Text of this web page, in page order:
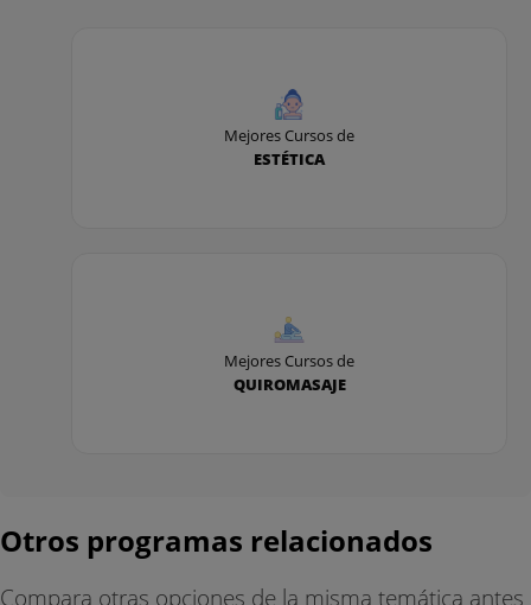
Mejores Cursos de
ESTÉTICA
Mejores Cursos de
QUIROMASAJE
Otros programas relacionados
Compara otras opciones de la misma temática antes